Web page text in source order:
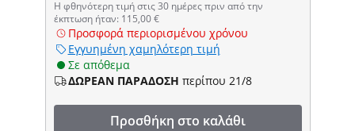
Η φθηνότερη τιμή στις 30 ημέρες πριν από την
έκπτωση ήταν: 115,00 €
Προσφορά περιορισμένου χρόνου
Εγγυημένη χαμηλότερη τιμή
Σε απόθεμα
ΔΩΡΕΑΝ ΠΑΡΑΔΟΣΗ περίπου 21/8
Προσθήκη στο καλάθι